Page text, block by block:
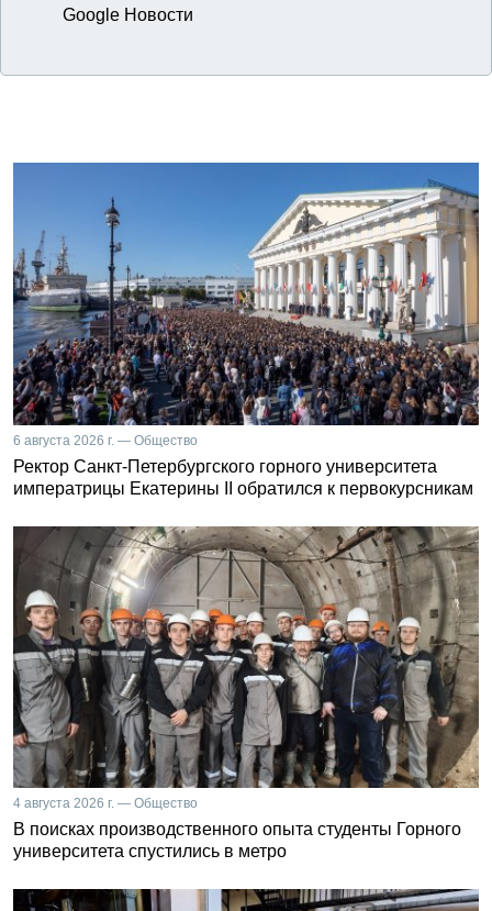
Google Новости
6 августа 2026 г. — Общество
Ректор Санкт-Петербургского горного университета
императрицы Екатерины II обратился к первокурсникам
4 августа 2026 г. — Общество
В поисках производственного опыта студенты Горного
университета спустились в метро